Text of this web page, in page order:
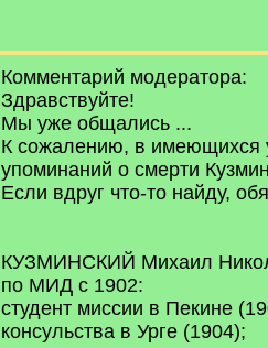
Комментарий модератора:
Здравствуйте!
Мы уже общались ...
К сожалению, в имеющихся
упоминаний о смерти
Если вдруг что-то найду,
КУЗМИНСКИЙ Михаил
по МИД с 1902:
студент миссии в Пекине
консульства в Урге (1904);